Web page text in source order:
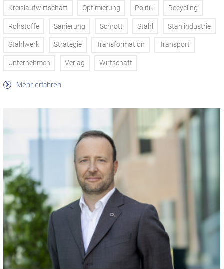
Kreislaufwirtschaft Optimierung Politik Recycling
Rohstoffe Sanierung Schrott Stahl Stahlindustrie
Stahlwerk Strategie Transformation Transport
Unternehmen Verlag Wirtschaft
Mehr erfahren